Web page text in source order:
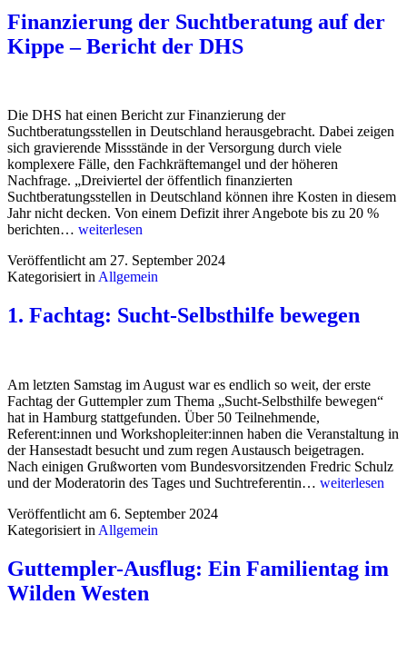
Bundestagswahl
2025
Finanzierung der Suchtberatung auf der
Kippe – Bericht der DHS
Die DHS hat einen Bericht zur Finanzierung der
Suchtberatungsstellen in Deutschland herausgebracht. Dabei zeigen
sich gravierende Missstände in der Versorgung durch viele
komplexere Fälle, den Fachkräftemangel und der höheren
Nachfrage. „Dreiviertel der öffentlich finanzierten
Suchtberatungsstellen in Deutschland können ihre Kosten in diesem
Jahr nicht decken. Von einem Defizit ihrer Angebote bis zu 20 %
berichten… Finanzierung
Suchtberatung
auf
Kippe
–
DHS
weiterlesen
Veröffentlicht am 27. September 2024
Kategorisiert inAllgemein
1. Fachtag: Sucht-Selbsthilfe bewegen
Am letzten Samstag im August war es endlich so weit, der erste
Fachtag der Guttempler zum Thema „Sucht-Selbsthilfe bewegen“
hat in Hamburg stattgefunden. Über 50 Teilnehmende,
Referent:innen und Workshopleiter:innen haben die Veranstaltung in
der Hansestadt besucht und zum regen Austausch beigetragen.
Nach einigen Grußworten vom Bundesvorsitzenden Fredric Schulz
und der Moderatorin des Tages und Suchtreferentin… 1.
weiterlesen
Veröffentlicht am 6. September 2024
Kategorisiert in Allgemein
Guttempler-Ausflug: Ein Familientag im
Wilden Westen